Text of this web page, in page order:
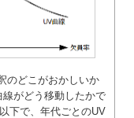
のどこがおかしいか
がどう移動したかで
下で、年代ごとのUV